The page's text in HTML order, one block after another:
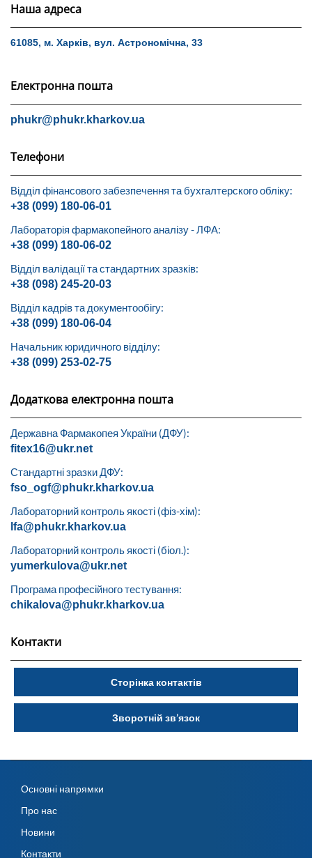
Наша адреса
61085, м. Харків, вул. Астрономічна, 33
Електронна пошта
phukr@phukr.kharkov.ua
Телефони
Відділ фінансового забезпечення та бухгалтерского обліку:
+38 (099) 180-06-01
Лабораторія фармакопейного аналізу - ЛФА:
+38 (099) 180-06-02
Відділ валідації та стандартних зразків:
+38 (098) 245-20-03
Відділ кадрів та документообігу:
+38 (099) 180-06-04
Начальник юридичного відділу:
+38 (099) 253-02-75
Додаткова електронна пошта
Державна Фармакопея України (ДФУ):
fitex16@ukr.net
Стандартні зразки ДФУ:
fso_ogf@phukr.kharkov.ua
Лабораторний контроль якості (фіз-хім):
lfa@phukr.kharkov.ua
Лабораторний контроль якості (біол.):
yumerkulova@ukr.net
Програма професійного тестування:
chikalova@phukr.kharkov.ua
Контакти
Сторінка контактів
Зворотній зв’язок
Основні напрямки
Про нас
Новини
Контакти